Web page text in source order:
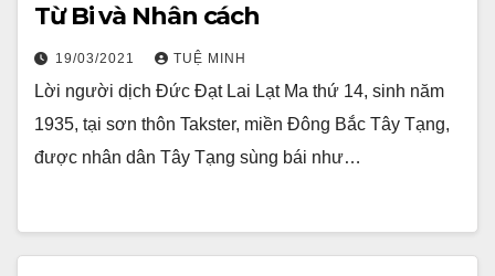
Từ Bi và Nhân cách
19/03/2021 TUỆ MINH
Lời người dịch Ðức Ðạt Lai Lạt Ma thứ 14, sinh năm
1935, tại sơn thôn Takster, miền Ðông Bắc Tây Tạng,
được nhân dân Tây Tạng sùng bái như…